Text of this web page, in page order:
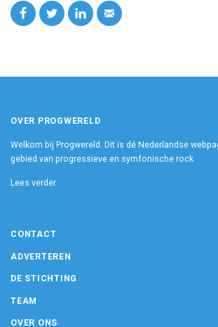
OVER PROGWERELD
Welkom bij Progwereld. Dit is dé Nederlandse
gebied van progressieve en symfonische rock.
Lees verder
CONTACT
ADVERTEREN
DE STICHTING
TEAM
OVER ONS